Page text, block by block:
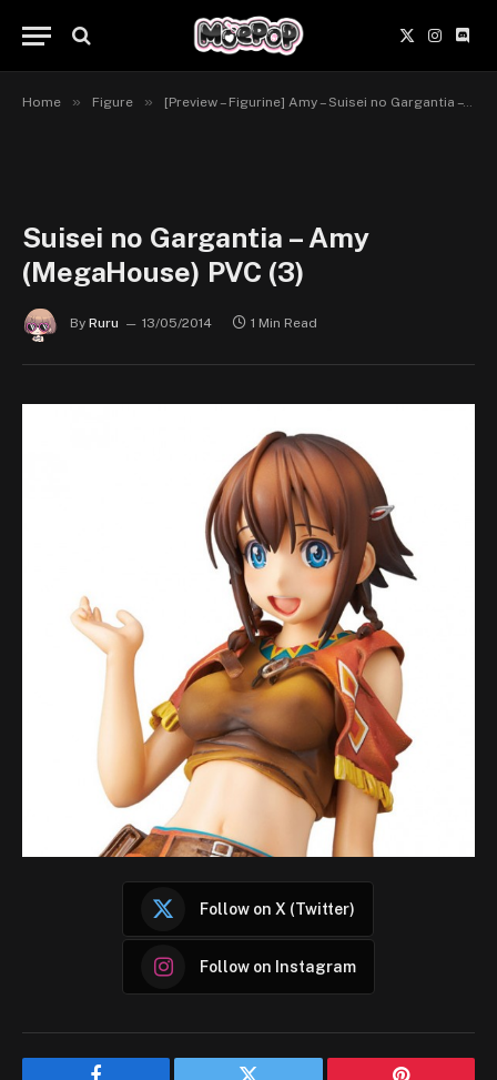
X
(Twitter)
Home » Figure » [Preview – Figurine] Amy – Suisei no Gargantia – MegaHouse
Suisei no Gargantia – Amy
(MegaHouse) PVC (3)
By Ruru 13/05/2014 1 Min Read
Follow on X (Twitter)
Follow on Instagram